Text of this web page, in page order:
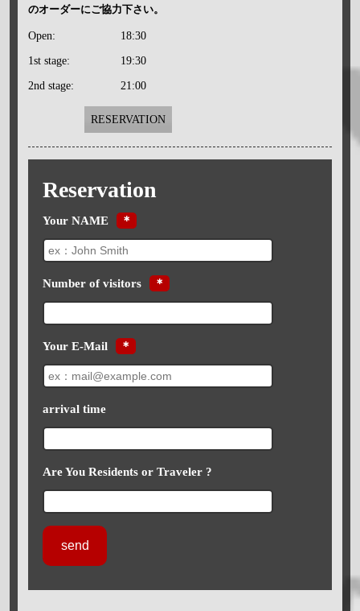
のオーダーにご協力下さい。
Open: 18:30
1st stage: 19:30
2nd stage: 21:00
RESERVATION
Reservation
Your NAME ＊
Number of visitors ＊
Your E-Mail ＊
arrival time
Are You Residents or Traveler ?